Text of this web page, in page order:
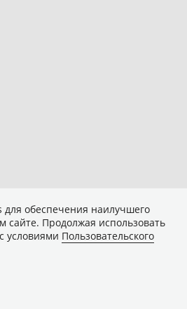
обеспечения наилучшего
Продолжая использовать
условиями Пользовательского